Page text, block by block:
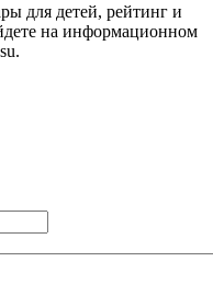
для детей, рейтинг и
на информационном